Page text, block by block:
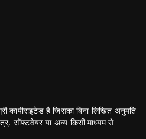
कापीराइटेड है जिसका बिना लिखित अनुमति
सॉफ्टवेयर या अन्य किसी माध्यम से